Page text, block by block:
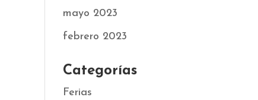
mayo 2023
febrero 2023
Categorías
Ferias